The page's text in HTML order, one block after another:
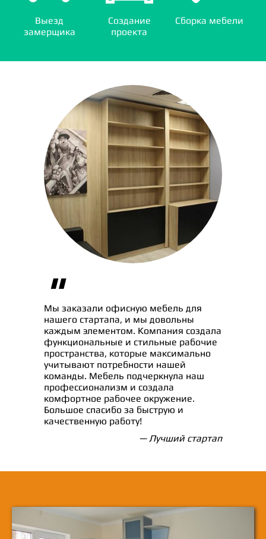
Выезд
замерщика
Создание
проекта
Сборка мебели
"
Мы заказали офисную мебель для
нашего стартапа, и мы довольны
каждым элементом. Компания создала
функциональные и стильные рабочие
пространства, которые максимально
учитывают потребности нашей
команды. Мебель подчеркнула наш
профессионализм и создала
комфортное рабочее окружение.
Большое спасибо за быструю и
качественную работу!
— Лучший стартап